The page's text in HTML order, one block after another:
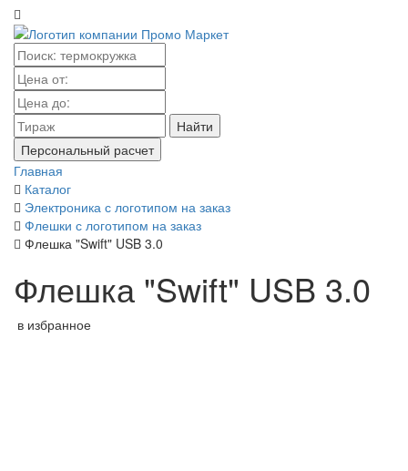
Найти
Персональный расчет
Главная
Каталог
Электроника с логотипом на заказ
Флешки с логотипом на заказ
Флешка "Swift" USB 3.0
Флешка "Swift" USB 3.0
в избранное